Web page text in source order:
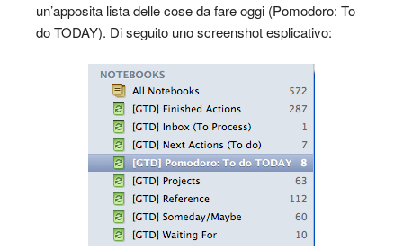
un’apposita lista delle cose da fare oggi (Pomodoro: To
do TODAY). Di seguito uno screenshot esplicativo: